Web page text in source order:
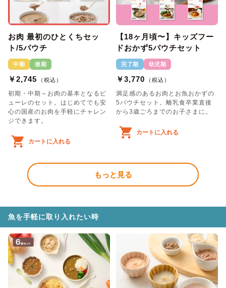
お肉 最初のひとくちセッ
ト/5パウチ
中期 後期
￥2,745 （税込）
初期・中期～お肉の基本となるピ
ューレのセット。はじめてでも安
心の国産のお肉を手軽にチャレン
ジできます。
カートに入れる
【18ヶ月頃〜】キッズフー
ドおかず5パウチセット
完了期 幼児期
￥3,770 （税込）
満足感のあるお肉とお魚おかずの
5パウチセット。離乳食卒業直後
から3歳ごろまでのお子さまに。
カートに入れる
もっと見る
魚を手軽に取り入れたい時